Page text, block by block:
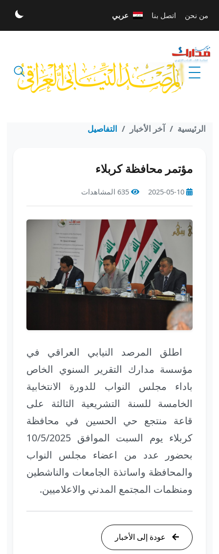
من نحن اتصل بنا الله أكبر عربي
الرئيسية آخر الأخبار التفاصيل
مؤتمر محافظة كربلاء
اطلق المرصد النيابي العراقي في
مؤسسة مدارك التقرير السنوي الخاص
باداء مجلس النواب للدورة الانتخابية
الخامسة للسنة التشريعية الثالثة على
قاعة منتجع حي الحسين في محافظة
كربلاء يوم السبت الموافق 10/5/2025
بحضور عدد من اعضاء مجلس النواب
والمحافظة واساتذة الجامعات والناشطين
ومنظمات المجتمع المدني والاعلاميين.
عودة إلى الأخبار